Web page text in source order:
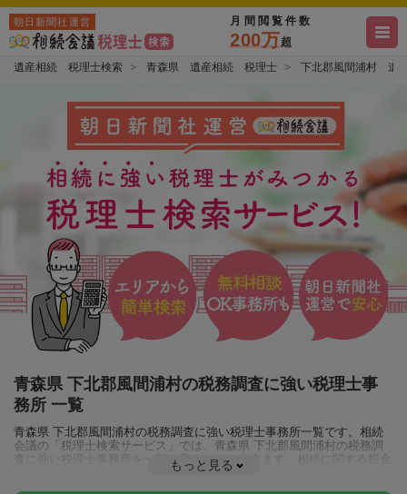
朝日新聞社運営 月間閲覧件数
200万超
遺産相続 税理士検索 青森県 遺産相続 税理士 下北郡風間浦村 遺
青森県 下北郡風間浦村の税務調査に強い税理士事
務所 一覧
青森県 下北郡風間浦村の税務調査に強い税理士事務所一覧です。相続
会議の「税理士検索サービス」では、青森県 下北郡風間浦村の税務調
査に強い税理士事務所を一覧で見ることが出来ます。相続に関する税金
や特例制度のことは一度近隣の税理士に相談してみましょう。
もっと見る